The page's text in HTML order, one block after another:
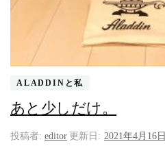
ALADDINと私
あと少しだけ。
投稿者: editor 更新日: 2021年4月16日